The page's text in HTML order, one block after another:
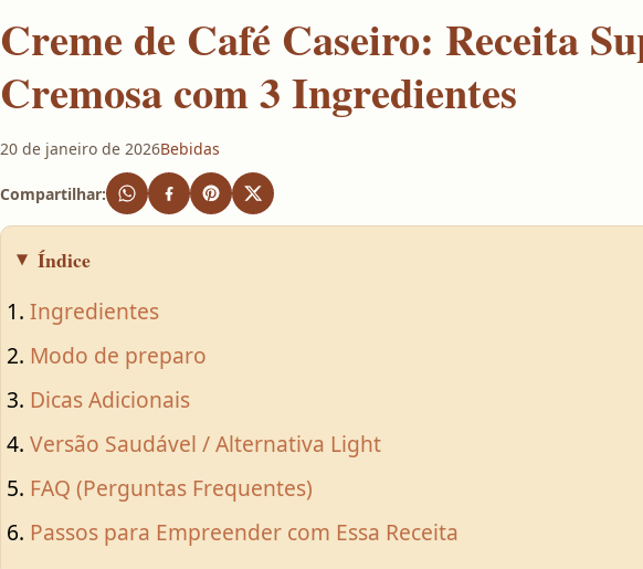
Creme de Café Caseiro: Receita
Cremosa com 3 Ingredientes
20 de janeiro de 2026Bebidas
Compartilhar:
Índice
Ingredientes
Modo de preparo
Dicas Adicionais
Versão Saudável / Alternativa Light
FAQ (Perguntas Frequentes)
Passos para Empreender com Essa Receita